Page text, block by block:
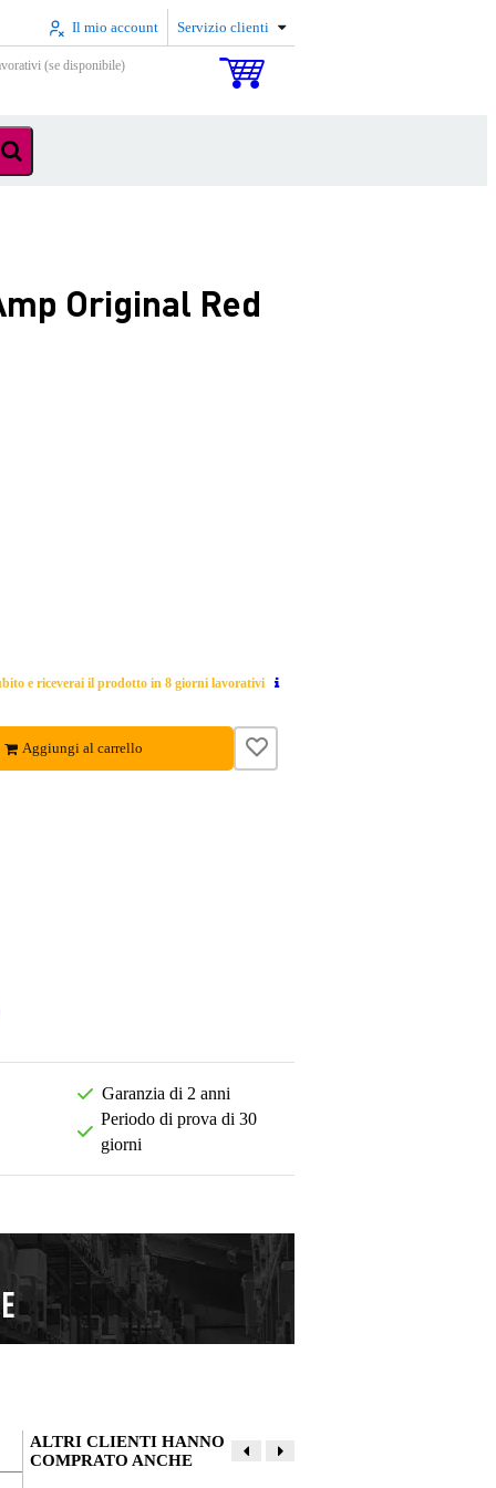
Il mio account Servizio clienti
(se disponibile)
Original Red
e riceverai il prodotto in 8 giorni lavorativi
Aggiungi al carrello
Garanzia di 2 anni
Periodo di prova di 30
giorni
ALTRI CLIENTI HANNO
COMPRATO ANCHE